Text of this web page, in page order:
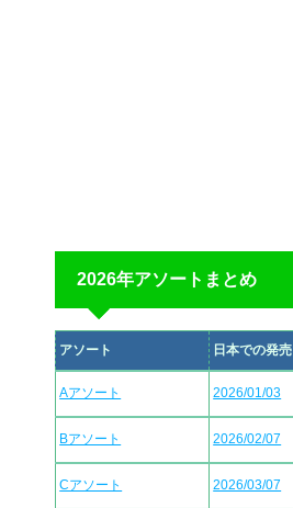
2026年アソートまとめ
アソート 日本での発売
Aアソート 2026/01/03
Bアソート 2026/02/07
Cアソート 2026/03/07